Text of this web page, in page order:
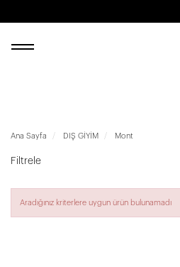
Ana Sayfa DIŞ GİYİM Mont
Filtrele
Aradığınız kriterlere uygun ürün bulunamadı